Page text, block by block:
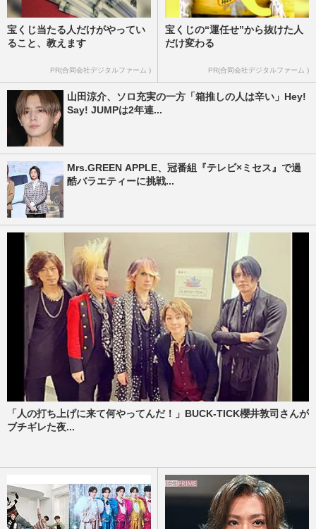
宝くじ当たる人だけがやってい
ること、教えます
PR(合同会社デジタルファーム )
宝くじの“運任せ”から抜けた人
だけ変わる
PR(合同会社デジタルファーム )
山田涼介、ソロ充実の一方「箱推しの人は辛い」Hey!
Say! JUMPは2年連...
Mrs.GREEN APPLE、冠番組『テレビ×ミセス』で過
酷バラエティーに挑戦...
「人の打ち上げに来て何やってんだ！」BUCK-TICK櫻井敦司さんが
ブチギレた夜...